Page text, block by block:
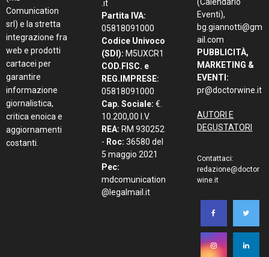
Comunication
srl) e la stretta
integrazione fra
web e prodotti
cartacei per
garantire
informazione
giornalistica,
critica enoica e
aggiornamenti
costanti.
.it
Partita IVA:
05818091000
Codice Univoco
(SDI): M5UXCR1
COD.FISC. e
REG.IMPRESE:
05818091000
Cap. Sociale: €.
10.200,00 I.V.
REA: RM 930252
- Roc: 36580 del
5 maggio 2021
Pec:
mdcomunication
@legalmail.it
Eventi),
bg.giannotti@gm
ail.com
PUBBLICITÀ,
MARKETING &
EVENTI:
pr@doctorwine.it
AUTORI E
DEGUSTATORI
Contattaci:
redazione@doctor
wine.it